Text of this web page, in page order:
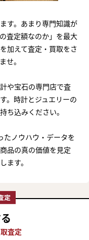
す。あまり専門知識が
査定額なのか」を最大
加えて査定・買取をさ
せ。
や宝石の専門店で査
。時計とジュエリーの
ち込みください。
たノウハウ・データを
品の真の価値を見定
ます。
査定